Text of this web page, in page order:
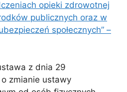
opieki zdrowotnej
publicznych oraz w
społecznych” –
z dnia 29
zmianie ustawy